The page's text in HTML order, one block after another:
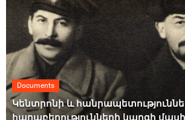
Documents
Կենտրոնի և
հարաբերությունների կարգի